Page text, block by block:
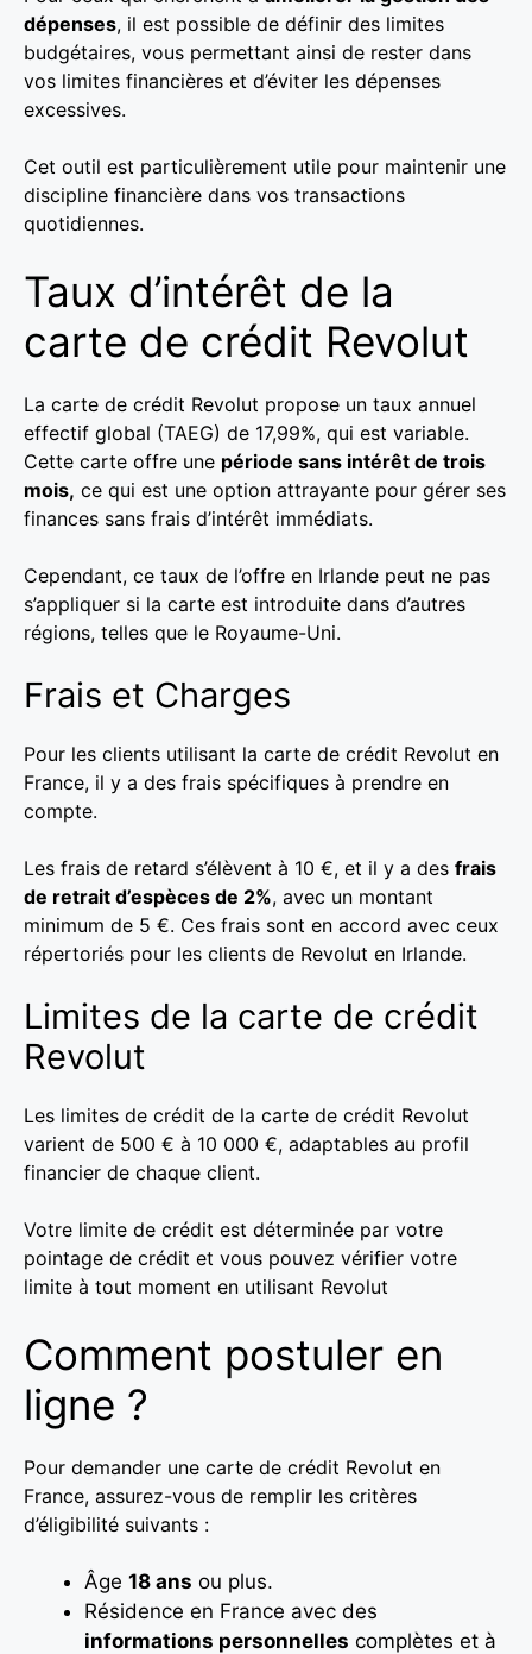
dépenses, il est possible de définir des limites
budgétaires, vous permettant ainsi de rester dans
vos limites financières et d’éviter les dépenses
excessives.
Cet outil est particulièrement utile pour maintenir une
discipline financière dans vos transactions
quotidiennes.
Taux d’intérêt de la
carte de crédit Revolut
La carte de crédit Revolut propose un taux annuel
effectif global (TAEG) de 17,99%, qui est variable.
Cette carte offre une période sans intérêt de trois
mois, ce qui est une option attrayante pour gérer ses
finances sans frais d’intérêt immédiats.
Cependant, ce taux de l’offre en Irlande peut ne pas
s’appliquer si la carte est introduite dans d’autres
régions, telles que le Royaume-Uni.
Frais et Charges
Pour les clients utilisant la carte de crédit Revolut en
France, il y a des frais spécifiques à prendre en
compte.
Les frais de retard s’élèvent à 10 €, et il y a des frais
de retrait d’espèces de 2%, avec un montant
minimum de 5 €. Ces frais sont en accord avec ceux
répertoriés pour les clients de Revolut en Irlande.
Limites de la carte de crédit
Revolut
Les limites de crédit de la carte de crédit Revolut
varient de 500 € à 10 000 €, adaptables au profil
financier de chaque client.
Votre limite de crédit est déterminée par votre
pointage de crédit et vous pouvez vérifier votre
limite à tout moment en utilisant Revolut
Comment postuler en
ligne ?
Pour demander une carte de crédit Revolut en
France, assurez-vous de remplir les critères
d’éligibilité suivants :
Âge 18 ans ou plus.
Résidence en France avec des
informations personnelles complètes et à